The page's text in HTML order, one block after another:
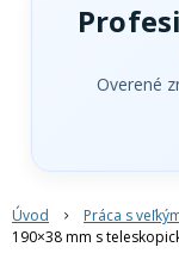
Overené
Úvod Práca s
190×38 mm s